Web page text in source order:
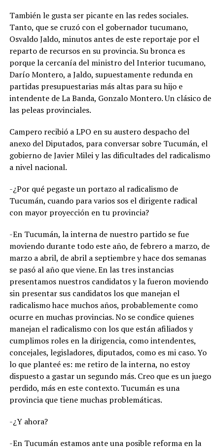
También le gusta ser picante en las redes sociales.
Tanto, que se cruzó con el gobernador tucumano,
Osvaldo Jaldo, minutos antes de este reportaje por el
reparto de recursos en su provincia. Su bronca es
porque la cercanía del ministro del Interior tucumano,
Darío Montero, a Jaldo, supuestamente redunda en
partidas presupuestarias más altas para su hijo e
intendente de La Banda, Gonzalo Montero. Un clásico de
las peleas provinciales.
Campero recibió a LPO en su austero despacho del
anexo del Diputados, para conversar sobre Tucumán, el
gobierno de Javier Milei y las dificultades del radicalismo
a nivel nacional.
-¿Por qué pegaste un portazo al radicalismo de
Tucumán, cuando para varios sos el dirigente radical
con mayor proyección en tu provincia?
-En Tucumán, la interna de nuestro partido se fue
moviendo durante todo este año, de febrero a marzo, de
marzo a abril, de abril a septiembre y hace dos semanas
se pasó al año que viene. En las tres instancias
presentamos nuestros candidatos y la fueron moviendo
sin presentar sus candidatos los que manejan el
radicalismo hace muchos años, probablemente como
ocurre en muchas provincias. No se condice quienes
manejan el radicalismo con los que están afiliados y
cumplimos roles en la dirigencia, como intendentes,
concejales, legisladores, diputados, como es mi caso. Yo
lo que planteé es: me retiro de la interna, no estoy
dispuesto a gastar un segundo más. Creo que es un juego
perdido, más en este contexto. Tucumán es una
provincia que tiene muchas problemáticas.
-¿Y ahora?
-En Tucumán estamos ante una posible reforma en la